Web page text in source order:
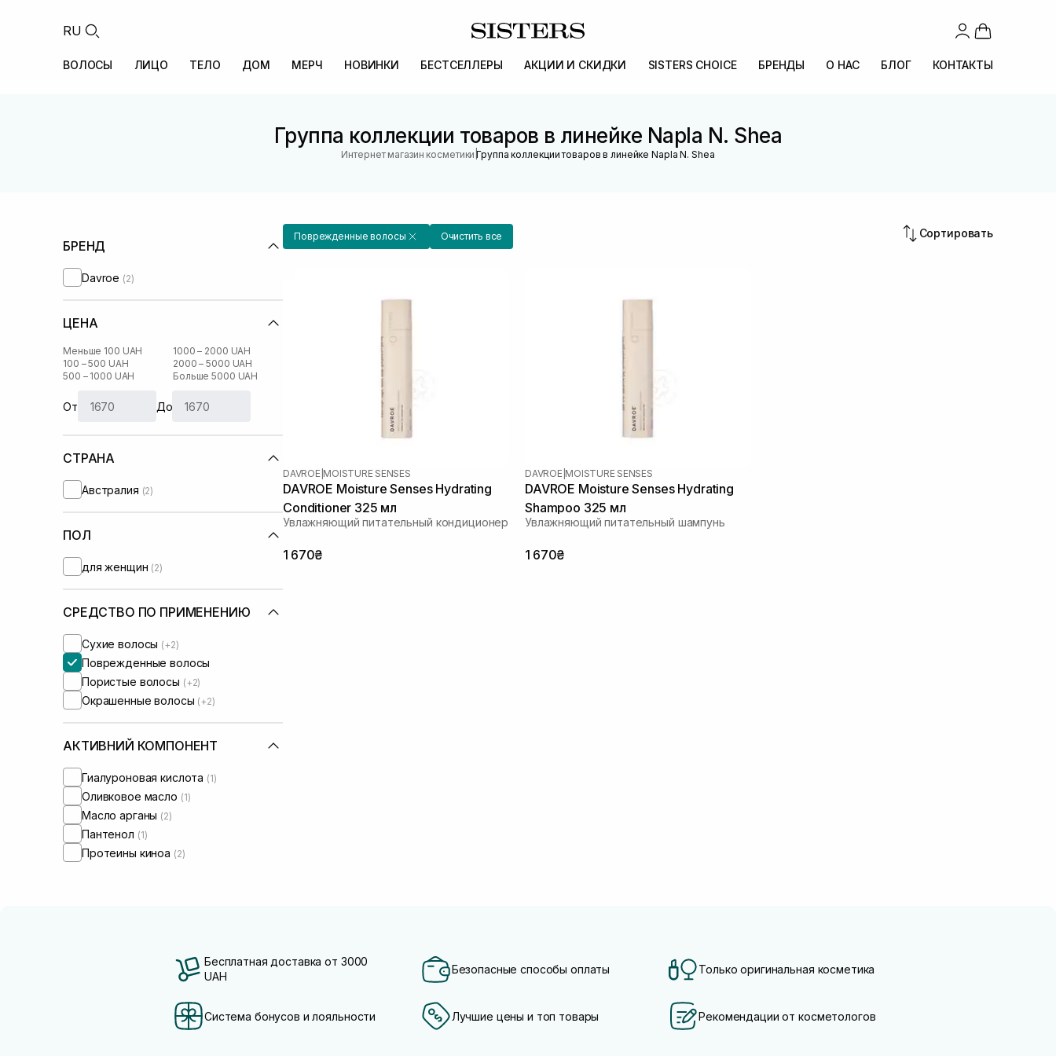
RU
ВОЛОСЫ ЛИЦО ТЕЛО ДОМ МЕРЧ НОВИНКИ БЕСТСЕЛЛЕРЫ АКЦИИ И СКИДКИ SISTERS CHOICE БРЕНДЫ О НАС БЛОГ КОНТАКТЫ
Группа коллекции товаров в линейке Napla N. Shea
Интернет магазин косметики |Группа коллекции товаров в линейке Napla N. Shea
БРЕНД
Davroe (2)
ЦЕНА
Меньше 100 UAH
100 – 500 UAH
500 – 1000 UAH
1000 – 2000 UAH
2000 – 5000 UAH
Больше 5000 UAH
От До
СТРАНА
Австралия (2)
ПОЛ
для женщин (2)
СРЕДСТВО ПО ПРИМЕНЕНИЮ
Сухие волосы (+2)
Поврежденные волосы
Пористые волосы (+2)
Окрашенные волосы (+2)
АКТИВНИЙ КОМПОНЕНТ
Гиалуроновая кислота (1)
Оливковое масло (1)
Масло арганы (2)
Пантенол (1)
Протеины киноа (2)
Поврежденные волосы Очистить все Сортировать
DAVROE MOISTURE SENSES
DAVROE Moisture Senses Hydrating
Conditioner 325 мл
Увлажняющий питательный кондиционер
1 670₴
DAVROE MOISTURE SENSES
DAVROE Moisture Senses Hydrating
Shampoo 325 мл
Увлажняющий питательный шампунь
1 670₴
Бесплатная доставка от 3000
UAH
Безопасные способы оплаты Только оригинальная косметика
Система бонусов и лояльности Лучшие цены и топ товары Рекомендации от косметологов